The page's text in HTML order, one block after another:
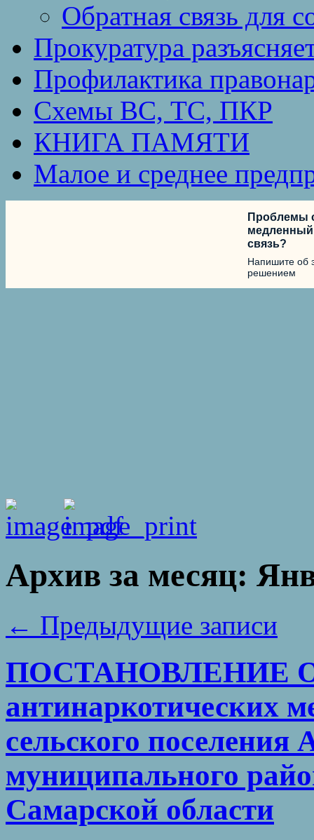
Обратная связь для
Прокуратура
Профилактика
Схемы ВС, ТС, ПКР
КНИГА ПАМЯТИ
Малое и среднее
Проблемы
медленный
связь?
Напишите об
решением
Архив за месяц:
← Предыдущие записи
ПОСТАНОВЛЕНИЕ Об
антинаркотических
сельского поселения
муниципального
Самарской области